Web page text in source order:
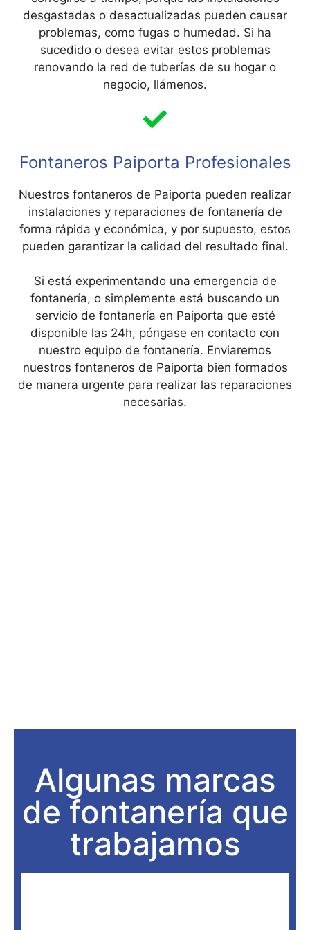
desgastadas o desactualizadas pueden causar
problemas, como fugas o humedad. Si ha
sucedido o desea evitar estos problemas
renovando la red de tuberías de su hogar o
negocio, llámenos.
Fontaneros Paiporta Profesionales
Nuestros fontaneros de Paiporta pueden realizar
instalaciones y reparaciones de fontanería de
forma rápida y económica, y por supuesto, estos
pueden garantizar la calidad del resultado final.
Si está experimentando una emergencia de
fontanería, o simplemente está buscando un
servicio de fontanería en Paiporta que esté
disponible las 24h, póngase en contacto con
nuestro equipo de fontanería. Enviaremos
nuestros fontaneros de Paiporta bien formados
de manera urgente para realizar las reparaciones
necesarias.
Algunas marcas
de fontanería que
trabajamos